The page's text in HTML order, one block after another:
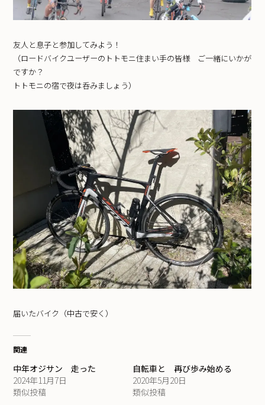
友人と息子と参加してみよう！
（ロードバイクユーザーのトトモニ住まい手の皆様 ご一緒にいかが
ですか？
トトモニの宿で夜は呑みましょう）
届いたバイク（中古で安く）
関連
中年オジサン 走った
2024年11月7日
類似投稿
自転車と 再び歩み始める
2020年5月20日
類似投稿